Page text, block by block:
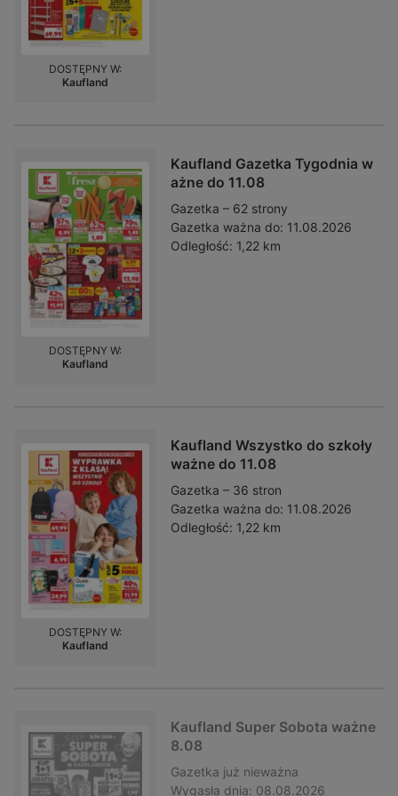
DOSTĘPNY W:
Kaufland
Kaufland Gazetka Tygodnia w
ażne do 11.08
Gazetka – 62 strony
Gazetka ważna do: 11.08.2026
Odległość: 1,22 km
DOSTĘPNY W:
Kaufland
Kaufland Wszystko do szkoły
ważne do 11.08
Gazetka – 36 stron
Gazetka ważna do: 11.08.2026
Odległość: 1,22 km
DOSTĘPNY W:
Kaufland
Kaufland Super Sobota ważne
8.08
Gazetka już nieważna
Wygasła dnia: 08.08.2026